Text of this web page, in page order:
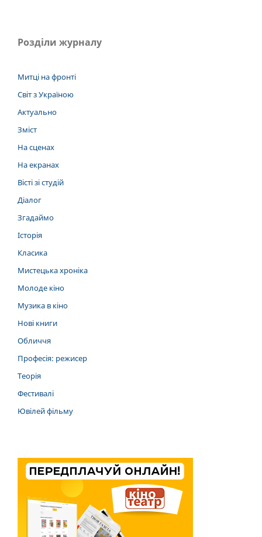
Розділи журналу
Митці на фронті
Світ з Україною
Актуально
Зміст
На сценах
На екранах
Вісті зі студій
Діалог
Згадаймо
Історія
Класика
Мистецька хроніка
Молоде кіно
Музика в кіно
Нові книги
Обличчя
Професія: режисер
Теорія
Фестивалі
Ювілей фільму